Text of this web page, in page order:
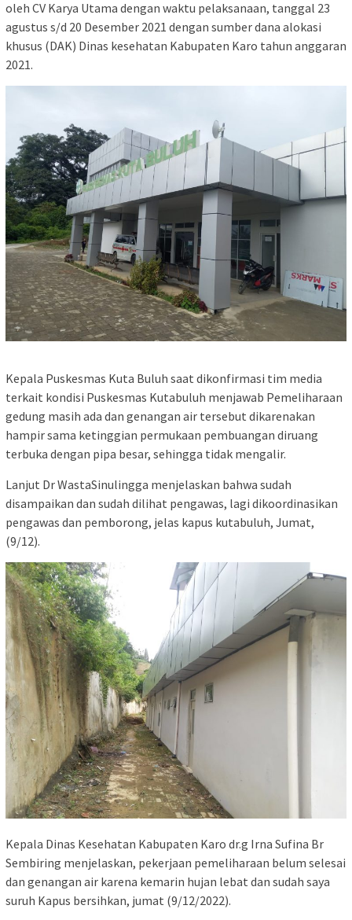
oleh CV Karya Utama dengan waktu pelaksanaan, tanggal 23
agustus s/d 20 Desember 2021 dengan sumber dana alokasi
khusus (DAK) Dinas kesehatan Kabupaten Karo tahun anggaran
2021.
Kepala Puskesmas Kuta Buluh saat dikonfirmasi tim media
terkait kondisi Puskesmas Kutabuluh menjawab Pemeliharaan
gedung masih ada dan genangan air tersebut dikarenakan
hampir sama ketinggian permukaan pembuangan diruang
terbuka dengan pipa besar, sehingga tidak mengalir.
Lanjut Dr WastaSinulingga menjelaskan bahwa sudah
disampaikan dan sudah dilihat pengawas, lagi dikoordinasikan
pengawas dan pemborong, jelas kapus kutabuluh, Jumat,
(9/12).
Kepala Dinas Kesehatan Kabupaten Karo dr.g Irna Sufina Br
Sembiring menjelaskan, pekerjaan pemeliharaan belum selesai
dan genangan air karena kemarin hujan lebat dan sudah saya
suruh Kapus bersihkan, jumat (9/12/2022).